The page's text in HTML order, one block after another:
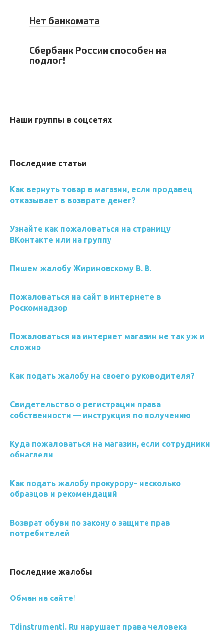
Нет банкомата
Сбербанк России способен на
подлог!
Наши группы в соцсетях
Последние статьи
Как вернуть товар в магазин, если продавец
отказывает в возврате денег?
Узнайте как пожаловаться на страницу
ВКонтакте или на группу
Пишем жалобу Жириновскому В. В.
Пожаловаться на сайт в интернете в
Роскомнадзор
Пожаловаться на интернет магазин не так уж и
сложно
Как подать жалобу на своего руководителя?
Свидетельство о регистрации права
собственности — инструкция по получению
Куда пожаловаться на магазин, если сотрудники
обнаглели
Как подать жалобу прокурору- несколько
образцов и рекомендаций
Возврат обуви по закону о защите прав
потребителей
Последние жалобы
Обман на сайте!
Tdinstrumenti. Ru нарушает права человека